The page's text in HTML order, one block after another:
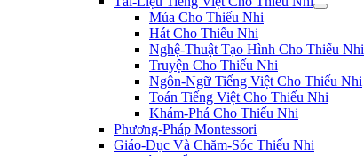
Múa Cho Thiếu Nhi
Hát Cho Thiếu Nhi
Nghệ-Thuật Tạo Hình Cho Thiếu Nhi
Truyện Cho Thiếu Nhi
Ngôn-Ngữ Tiếng Việt Cho Thiếu Nhi
Toán Tiếng Việt Cho Thiếu Nhi
Khám-Phá Cho Thiếu Nhi
Phương-Pháp Montessori
Giáo-Dục Và Chăm-Sóc Thiếu Nhi